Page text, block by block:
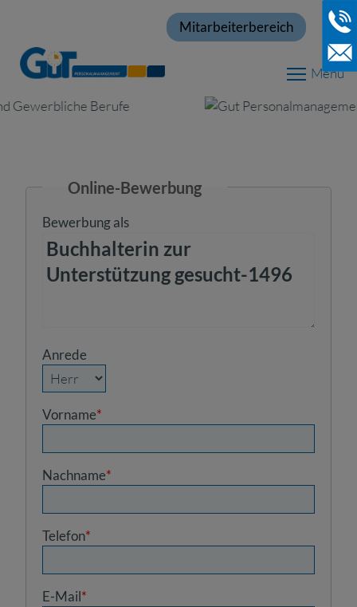
Mitarbeiterbereich
Menu
Online-Bewerbung
Bewerbung als
Anrede
Vorname*
Nachname*
Telefon*
E-Mail*